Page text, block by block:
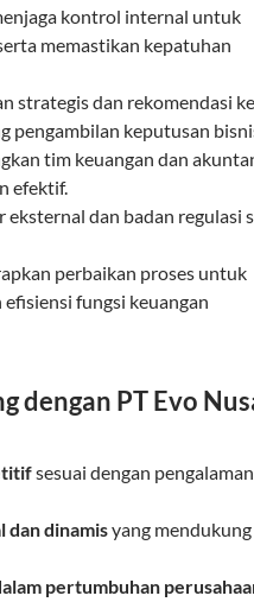
kontrol internal untuk
memastikan kepatuhan
strategis dan rekomendasi
pengambilan keputusan
tim keuangan dan
efektif.
dan badan regulasi
perbaikan proses untuk
fungsi keuangan
dengan PT Evo
sesuai dengan
dan dinamisyang mendukung
pertumbuhan